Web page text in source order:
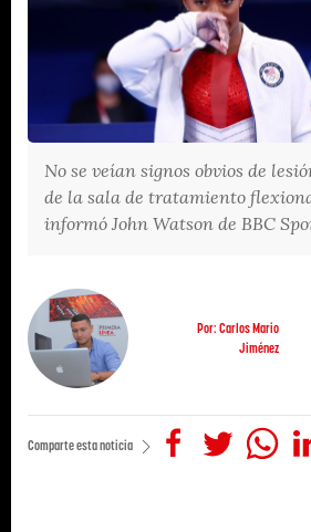
No se veían signos obvios de
de la sala de tratamiento
informó John Watson de BBC
Por: Carlos Mario
Jiménez
Comparte esta noticia